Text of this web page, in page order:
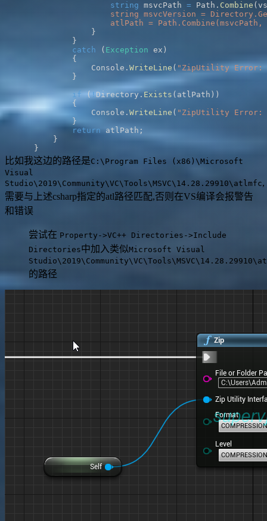
string msvcPath = Path . Combine (
atlPath = Path.Combine(msvcPath,
}
}
catch
( Exception ex )
{
                Console
. WriteLine ( "ZipUtility Error:
}
if
(!Directory . Exists ( atlPath ) )
{
                Console
. WriteLine ( "ZipUtility Error:
}
return atlPath ;
}
}
比如我这边的路径是C:\Program Files (x86)\Microsoft
Visual
Studio\2019\Community\VC\Tools\MSVC\14.28.29910\atlmfc,
需要与上述csharp指定的atl路径匹配,否则在VS编译会报警告
和错误
尝试在 Property->VC++ Directories->Include
Directories中加入类似Microsoft Visual
的路径